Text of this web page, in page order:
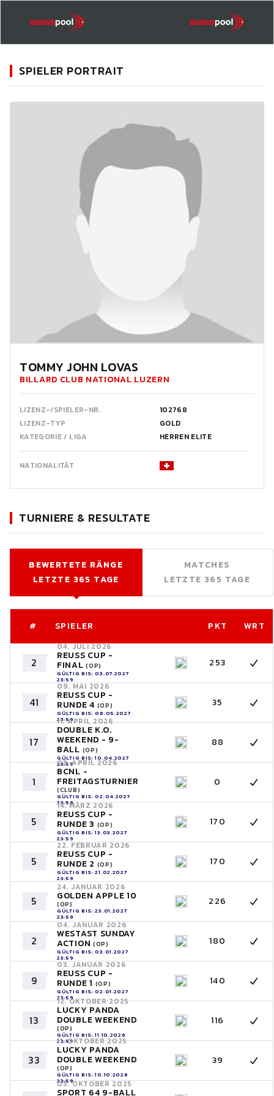
SPIELER PORTRAIT
TOMMY JOHN LOVAS
BILLARD CLUB NATIONAL LUZERN
LIZENZ-/SPIELER-NR.
102768
LIZENZ-TYP
GOLD
KATEGORIE / LIGA
HERREN ELITE
NATIONALITÄT
TURNIERE & RESULTATE
BEWERTETE RÄNGE
LETZTE 365 TAGE
MATCHES
LETZTE 365 TAGE
# SPIELER PKT WRT
2
04. JULI 2026
REUSS CUP -
FINAL(OP)
GÜLTIG BIS: 03.07.2027
23:59
253
41
09. MAI 2026
REUSS CUP -
RUNDE 4 (OP)
GÜLTIG BIS: 08.05.2027
23:59
35
17
11. APRIL 2026
DOUBLE K.O.
WEEKEND - 9-
BALL (OP)
GÜLTIG BIS: 10.04.2027
23:59
88
1
03. APRIL 2026
BCNL -
FREITAGSTURNIER
(CLUB)
GÜLTIG BIS: 02.04.2027
23:59
0
5
14. MÄRZ 2026
REUSS CUP -
RUNDE 3 (OP)
GÜLTIG BIS: 13.03.2027
23:59
170
5
22. FEBRUAR 2026
REUSS CUP -
RUNDE 2 (OP)
GÜLTIG BIS: 21.02.2027
23:59
170
5
24. JANUAR 2026
GOLDEN APPLE 10
(OP)
GÜLTIG BIS: 23.01.2027
23:59
226
2
04. JANUAR 2026
WESTAST SUNDAY
ACTION (OP)
GÜLTIG BIS: 03.01.2027
23:59
180
9
03. JANUAR 2026
REUSS CUP -
RUNDE 1 (OP)
GÜLTIG BIS: 02.01.2027
23:59
140
13
12. OKTOBER 2025
LUCKY PANDA
DOUBLE WEEKEND
(OP)
GÜLTIG BIS: 11.10.2026
23:59
116
33
11. OKTOBER 2025
LUCKY PANDA
DOUBLE WEEKEND
(OP)
GÜLTIG BIS: 10.10.2026
23:59
39
05. OKTOBER 2025
SPORT 64 9-BALL